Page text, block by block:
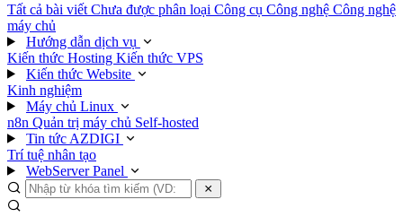
Tất cả bài viết Chưa được phân loại Công cụ Công nghệ Công nghệ
máy chủ
Hướng dẫn dịch vụ
Kiến thức Hosting Kiến thức VPS
Kiến thức Website
Kinh nghiệm
Máy chủ Linux
n8n Quản trị máy chủ Self-hosted
Tin tức AZDIGI
Trí tuệ nhân tạo
WebServer Panel